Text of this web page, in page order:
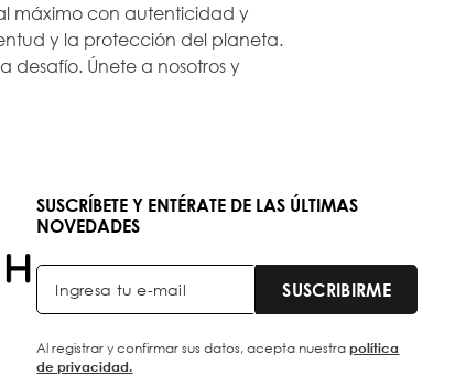
máximo con autenticidad y
y la protección del planeta.
Únete a nosotros y
SUSCRÍBETE Y ENTÉRATE DE LAS ÚLTIMAS
NOVEDADES
SUSCRIBIRME
Al registrar y confirmar sus datos, acepta nuestrapolítica
de privacidad.